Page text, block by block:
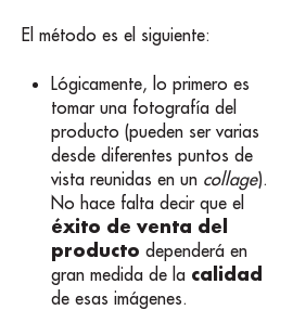
El método es el siguiente:
Lógicamente, lo primero es
tomar una fotografía del
producto (pueden ser varias
desde diferentes puntos de
vista reunidas en un collage).
No hace falta decir que el
éxito de venta del
producto dependerá en
gran medida de la calidad
de esas imágenes.